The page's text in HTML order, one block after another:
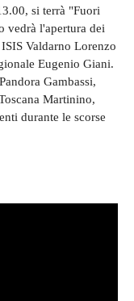
si terrà "Fuori
vedrà l'apertura dei
Valdarno Lorenzo
Eugenio Giani.
Gambassi,
Martinino,
durante le scorse